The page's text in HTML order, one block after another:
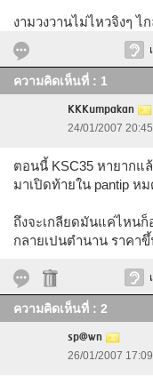
งามวงวานไม่ไหวจิงๆ ไ
ความคิดเห็นที่ : 1
KKKumpakan
24/01/2007
ตอนนี้ KSC35 หายากแ
มาเปิดท้ายใน pantip หม
ถึงจะเกลียดมันแค่ไหนก็
กลายเปนตำนาน ราคาขึ้
ความคิดเห็นที่ : 2
sp@wn
26/01/2007